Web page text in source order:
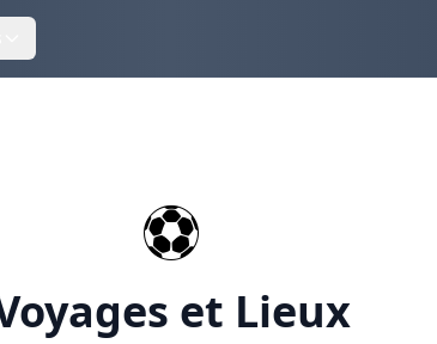
⚽
et Lieux